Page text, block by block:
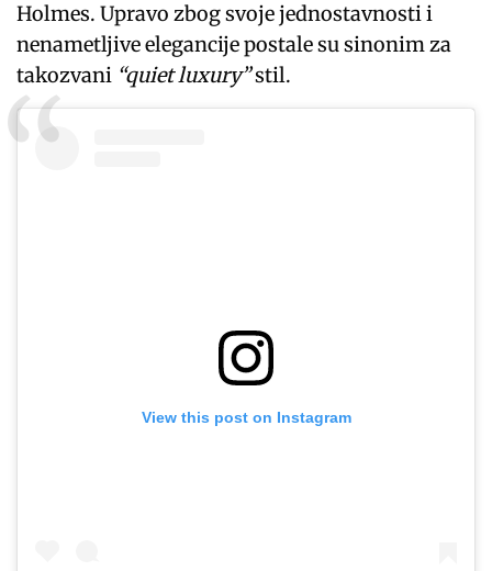
Holmes. Upravo zbog svoje jednostavnosti i
nenametljive elegancije postale su sinonim za
takozvani “quiet luxury”stil.
View this post on Instagram